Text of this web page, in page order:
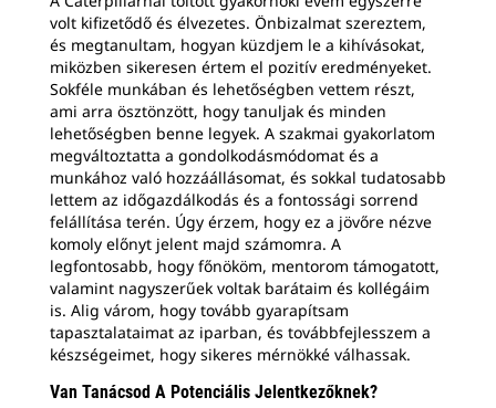
volt kifizetődő és élvezetes. Önbizalmat szereztem,
és megtanultam, hogyan küzdjem le a kihívásokat,
miközben sikeresen értem el pozitív eredményeket.
Sokféle munkában és lehetőségben vettem részt,
ami arra ösztönzött, hogy tanuljak és minden
lehetőségben benne legyek. A szakmai gyakorlatom
megváltoztatta a gondolkodásmódomat és a
munkához való hozzáállásomat, és sokkal tudatosabb
lettem az időgazdálkodás és a fontossági sorrend
felállítása terén. Úgy érzem, hogy ez a jövőre nézve
komoly előnyt jelent majd számomra. A
legfontosabb, hogy főnököm, mentorom támogatott,
valamint nagyszerűek voltak barátaim és kollégáim
is. Alig várom, hogy tovább gyarapítsam
tapasztalataimat az iparban, és továbbfejlesszem a
készségeimet, hogy sikeres mérnökké válhassak.
Van Tanácsod A Potenciális Jelentkezőknek?